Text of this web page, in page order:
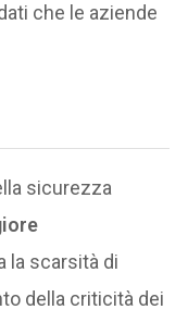
che le aziende
sicurezza
la scarsità di
della criticità dei